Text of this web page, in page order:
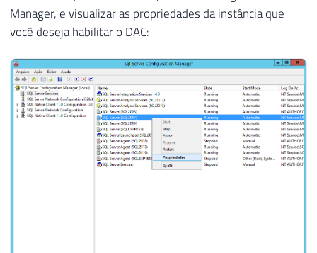
Manager, e visualizar as propriedades da instância que
você deseja habilitar o DAC: